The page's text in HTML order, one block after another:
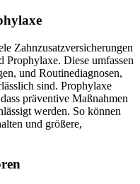
Zahnzusatzversicherungen
Prophylaxe. Diese umfassen
und Routinediagnosen,
sind. Prophylaxe
präventive Maßnahmen
werden. So können
und größere,